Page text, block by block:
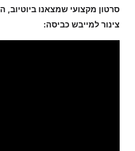
סרטון מקצועי שמצאנו ביוטיוב,
צינור למייבש כביסה: